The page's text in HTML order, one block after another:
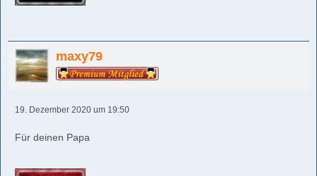
maxy79
19. Dezember 2020 um 19:50
Für deinen Papa